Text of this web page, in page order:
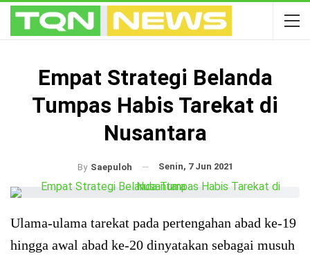
Empat Strategi Belanda
Tumpas Habis Tarekat di
Nusantara
By Saepuloh Senin, 7 Jun 2021
Ulama-ulama tarekat pada pertengahan abad ke-19
hingga awal abad ke-20 dinyatakan sebagai musuh